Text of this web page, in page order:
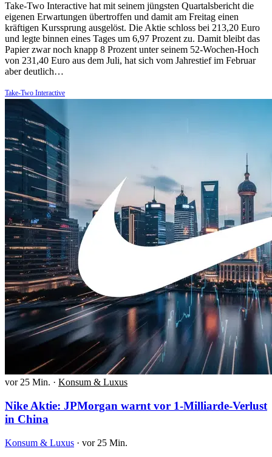
Take-Two Interactive hat mit seinem jüngsten Quartalsbericht die
eigenen Erwartungen übertroffen und damit am Freitag einen
kräftigen Kurssprung ausgelöst. Die Aktie schloss bei 213,20 Euro
und legte binnen eines Tages um 6,97 Prozent zu. Damit bleibt das
Papier zwar noch knapp 8 Prozent unter seinem 52-Wochen-Hoch
von 231,40 Euro aus dem Juli, hat sich vom Jahrestief im Februar
aber deutlich…
Take-Two Interactive
vor 25 Min. · Konsum & Luxus
Nike Aktie: JPMorgan warnt vor 1-Milliarde-Verlust
in China
Konsum & Luxus · vor 25 Min.